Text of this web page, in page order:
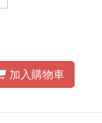
加入購物車